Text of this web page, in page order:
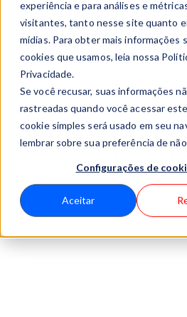
experiência e para análises e
visitantes, tanto nesse site quanto
mídias. Para obter mais informações
cookies que usamos, leia nossa
Privacidade.
Se você recusar, suas informações
rastreadas quando você acessar
cookie simples será usado em seu
lembrar sobre sua preferência de
Configurações de
Aceitar
Soluções
Blog
AVISO DE
DO
Data da última